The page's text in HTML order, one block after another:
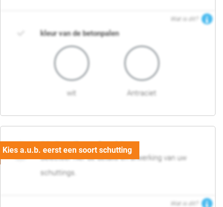
Wat is dit?
kleur van de betonpalen
wit Antraciet
03. Detail en afwerking
Selecteer hier de details en afwerking van uw
schuttings.
Wat is dit?